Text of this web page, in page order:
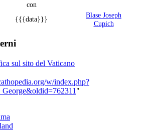
con
{{{data}}}
Blase Joseph
Cupich
sul sito del Vaticano
w/index.php?
"